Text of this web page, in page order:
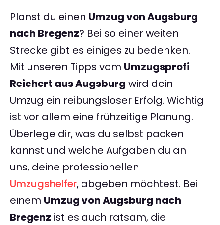
Planst du einen Umzug von Augsburg
nach Bregenz? Bei so einer weiten
Strecke gibt es einiges zu bedenken.
Mit unseren Tipps vom Umzugsprofi
Reichert aus Augsburg wird dein
Umzug ein reibungsloser Erfolg. Wichtig
ist vor allem eine frühzeitige Planung.
Überlege dir, was du selbst packen
kannst und welche Aufgaben du an
uns, deine professionellen
Umzugshelfer, abgeben möchtest. Bei
einem Umzug von Augsburg nach
Bregenz ist es auch ratsam, die